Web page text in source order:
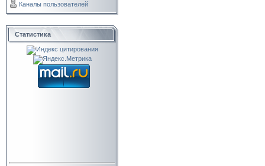
Каналы пользователей
Статистика